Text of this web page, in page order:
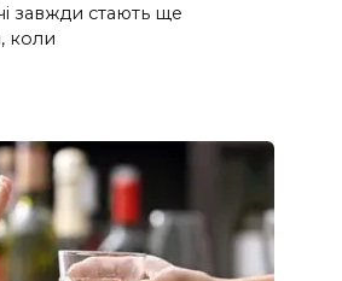
завжди стають ще
коли